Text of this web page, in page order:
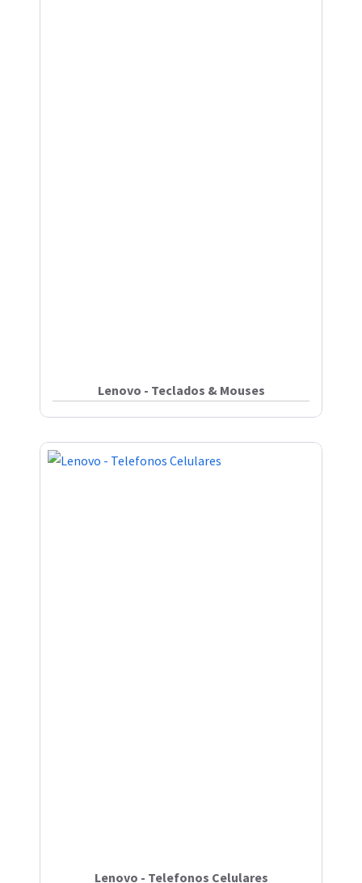
Lenovo - Teclados & Mouses
Lenovo - Telefonos Celulares